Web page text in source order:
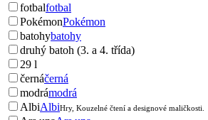
fotbalfotbal
PokémonPokémon
batohybatohy
druhý batoh (3. a 4. třída)
29 l
černáčerná
modrámodrá
AlbiAlbiHry, Kouzelné čtení a designové maličkosti.